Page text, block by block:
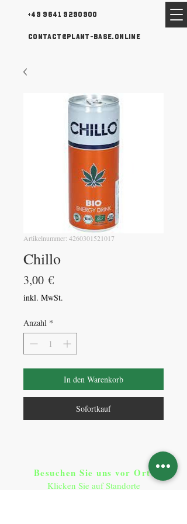
+49 9641 9290900
contact@plant-base.online
Artikelnummer: 4260301521017
Chillo
3,00 €Preis
inkl. MwSt.
Anzahl *
In den Warenkorb
Sofortkauf
Besuchen Sie uns vor Ort​:
Klicken Sie auf Standorte